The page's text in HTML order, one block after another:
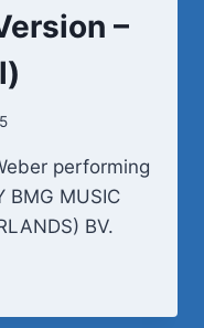
–
performing
BMG MUSIC
BV.